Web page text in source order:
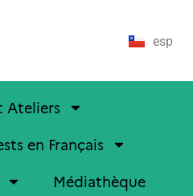
esp
Ateliers
en Français
Médiathèque